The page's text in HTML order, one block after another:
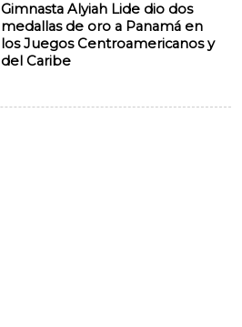
Gimnasta Alyiah Lide dio dos
medallas de oro a Panamá en
los Juegos Centroamericanos y
del Caribe